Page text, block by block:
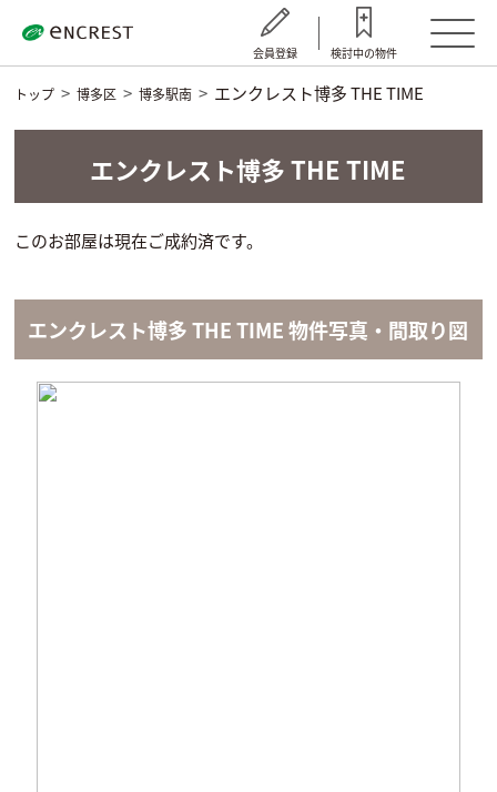
会員登録 検討中の物件
トップ 博多区 博多駅南 エンクレスト博多 THE TIME
エンクレスト博多 THE TIME
このお部屋は現在ご成約済です。
エンクレスト博多 THE TIME 物件写真・間取り図